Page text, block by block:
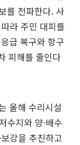
를 전파한다. 사
라 주민 대피를
급 복구와 항구
피해를 줄인다
올해 수리시설
수지와 양·배수
강을 추진하고